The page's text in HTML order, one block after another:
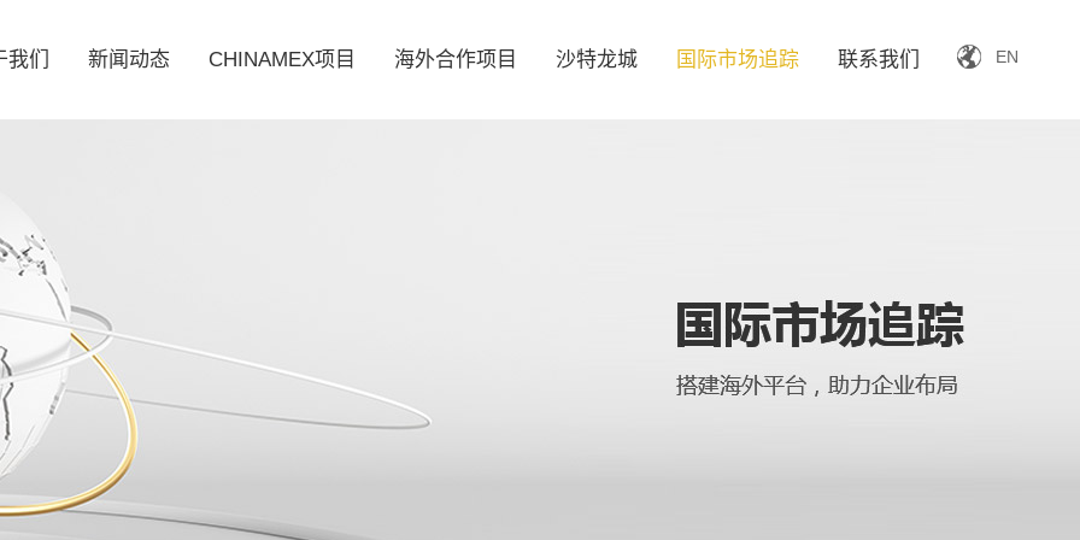
们 新闻动态 CHINAMEX项目 海外合作项目 沙特龙城 国际市场追踪 联系我们 EN